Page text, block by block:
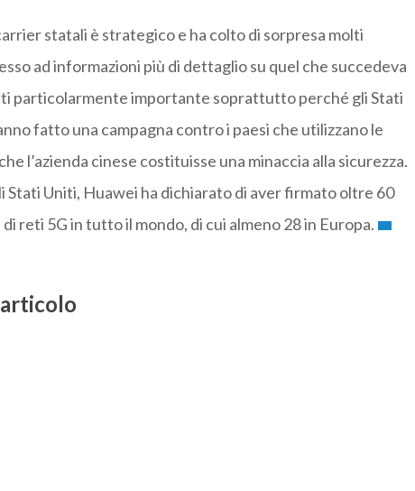
statali è strategico e ha colto di sorpresa molti
ad informazioni più di dettaglio su quel che succedeva
particolarmente importante soprattutto perché gli Stati
fatto una campagna contro i paesi che utilizzano le
l’azienda cinese costituisse una minaccia alla sicurezza.
Stati Uniti, Huawei ha dichiarato di aver firmato oltre 60
reti 5G in tutto il mondo, di cui almeno 28 in Europa.